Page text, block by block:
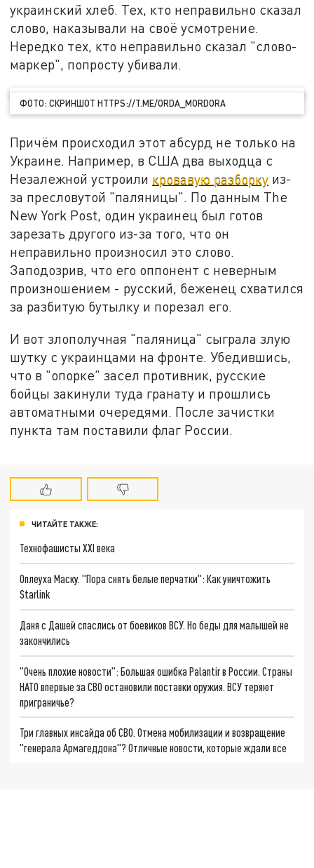
украинский хлеб. Тех, кто неправильно сказал
слово, наказывали на своё усмотрение.
Нередко тех, кто неправильно сказал "слово-
маркер", попросту убивали.
ФОТО: СКРИНШОТ HTTPS://T.ME/ORDA_MORDORA
Причём происходил этот абсурд не только на
Украине. Например, в США два выходца с
Незалежной устроили кровавую разборку из-
за пресловутой "паляницы". По данным The
New York Post, один украинец был готов
зарезать другого из-за того, что он
неправильно произносил это слово.
Заподозрив, что его оппонент с неверным
произношением - русский, беженец схватился
за разбитую бутылку и порезал его.
И вот злополучная "паляница" сыграла злую
шутку с украинцами на фронте. Убедившись,
что в "опорке" засел противник, русские
бойцы закинули туда гранату и прошлись
автоматными очередями. После зачистки
пункта там поставили флаг России.
ЧИТАЙТЕ ТАКЖЕ:
Технофашисты XXI века
Оплеуха Маску. "Пора снять белые перчатки": Как уничтожить
Starlink
Даня с Дашей спаслись от боевиков ВСУ. Но беды для малышей не
закончились
"Очень плохие новости": Большая ошибка Palantir в России. Страны
НАТО впервые за СВО остановили поставки оружия. ВСУ теряют
приграничье?
Три главных инсайда об СВО. Отмена мобилизации и возвращение
"генерала Армагеддона"? Отличные новости, которые ждали все